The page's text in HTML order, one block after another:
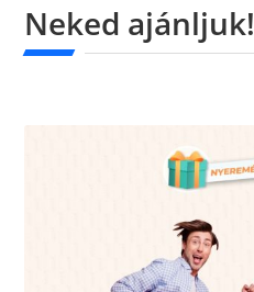
Neked ajánljuk!